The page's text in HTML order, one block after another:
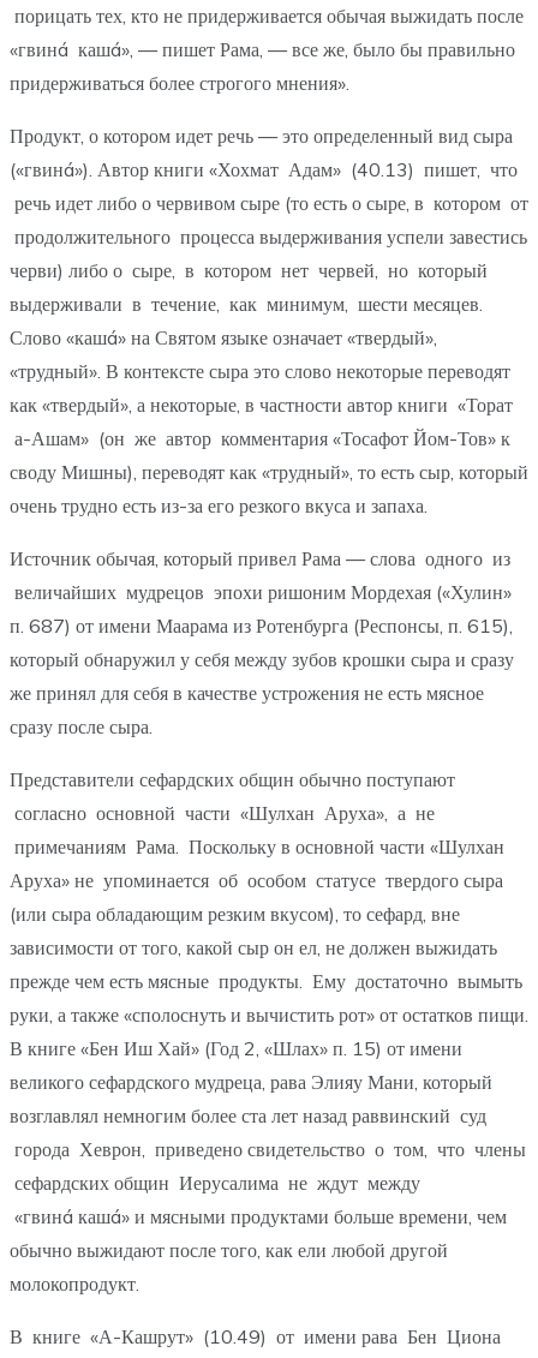
порицать тех, кто не придерживается обычая выжидать после
«гвинá кашá», — пишет Рама, — все же, было бы правильно
придерживаться более строгого мнения».
Продукт, о котором идет речь — это определенный вид сыра
(«гвинá»). Автор книги «Хохмат Адам» (40.13) пишет, что
речь идет либо о червивом сыре (то есть о сыре, в котором от
продолжительного процесса выдерживания успели завестись
черви) либо о сыре, в котором нет червей, но который
выдерживали в течение, как минимум, шести месяцев.
Слово «кашá» на Святом языке означает «твердый»,
«трудный». В контексте сыра это слово некоторые переводят
как «твердый», а некоторые, в частности автор книги «Торат
а-Ашам» (он же автор комментария «Тосафот Йом-Тов» к
своду Мишны), переводят как «трудный», то есть сыр, который
очень трудно есть из-за его резкого вкуса и запаха.
Источник обычая, который привел Рама — слова одного из
величайших мудрецов эпохи ришоним Мордехая («Хулин»
п. 687) от имени Маарама из Ротенбурга (Респонсы, п. 615),
который обнаружил у себя между зубов крошки сыра и сразу
же принял для себя в качестве устрожения не есть мясное
сразу после сыра.
Представители сефардских общин обычно поступают
согласно основной части «Шулхан Аруха», а не
примечаниям Рама. Поскольку в основной части «Шулхан
Аруха» не упоминается об особом статусе твердого сыра
(или сыра обладающим резким вкусом), то сефард, вне
зависимости от того, какой сыр он ел, не должен выжидать
прежде чем есть мясные продукты. Ему достаточно вымыть
руки, а также «сполоснуть и вычистить рот» от остатков пищи.
В книге «Бен Иш Хай» (Год 2, «Шлах» п. 15) от имени
великого сефардского мудреца, рава Элияу Мани, который
возглавлял немногим более ста лет назад раввинский суд
города Хеврон, приведено свидетельство о том, что члены
сефардских общин Иерусалима не ждут между
«гвинá кашá» и мясными продуктами больше времени, чем
обычно выжидают после того, как ели любой другой
молокопродукт.
В книге «А-Кашрут» (10.49) от имени рава Бен Циона